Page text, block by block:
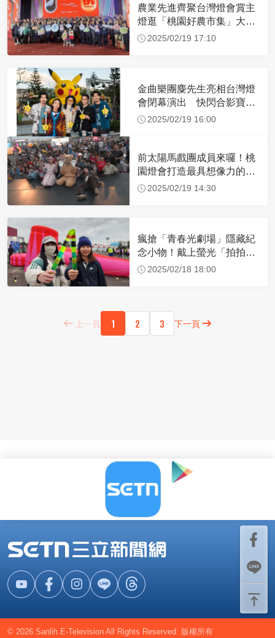
農業先進齊聚台灣燈會賞主
燈逛「桃園好農市集」大讚
好逛好買
2025/02/19 17:10
金曲樂團麋先生亮相台灣燈
會閉幕演出 快閃合影寶可
夢、進擊的巨人
2025/02/19 16:00
前太陽馬戲團成員來囉！桃
園燈會打造最具想像力的馬
戲童趣樂園
2025/02/19 14:30
瘋搶「青春光劇場」隱藏紀
念小物！戴上螢光「拍拍
尺」探索七大互動燈區
2025/02/18 18:00
上一頁 1 2 3 下一頁
© 2026 Sanlih E-Television All Rights Reserved. 版權所有